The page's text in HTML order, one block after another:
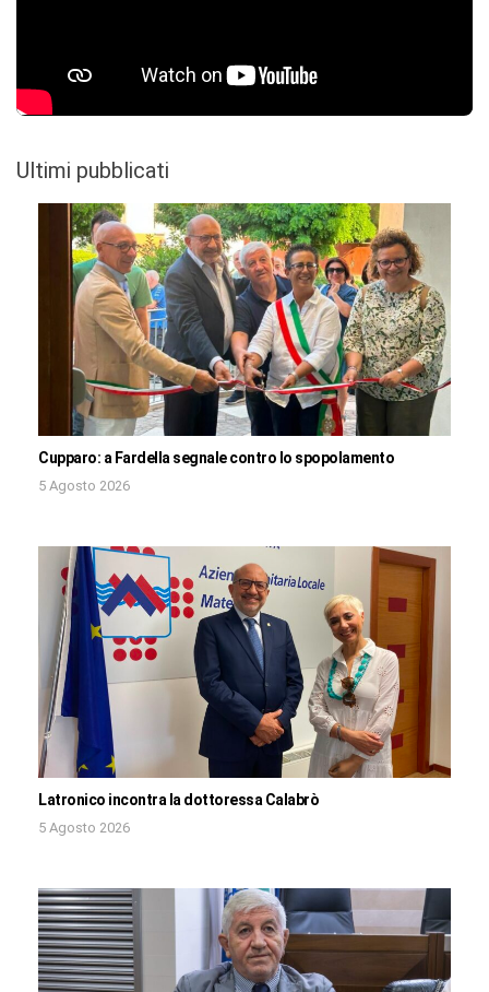
Ultimi pubblicati
Cupparo: a Fardella segnale contro lo spopolamento
5 Agosto 2026
Latronico incontra la dottoressa Calabrò
5 Agosto 2026